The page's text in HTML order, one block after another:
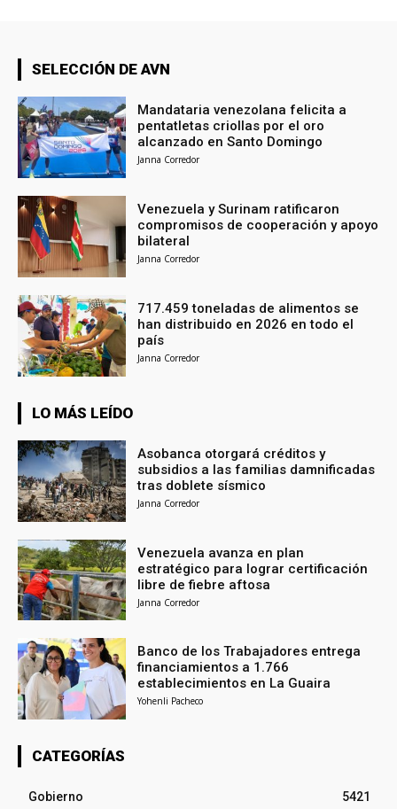
SELECCIÓN DE AVN
Mandataria venezolana felicita a
pentatletas criollas por el oro
alcanzado en Santo Domingo
Janna Corredor
Venezuela y Surinam ratificaron
compromisos de cooperación y apoyo
bilateral
Janna Corredor
717.459 toneladas de alimentos se
han distribuido en 2026 en todo el
país
Janna Corredor
LO MÁS LEÍDO
Asobanca otorgará créditos y
subsidios a las familias damnificadas
tras doblete sísmico
Janna Corredor
Venezuela avanza en plan
estratégico para lograr certificación
libre de fiebre aftosa
Janna Corredor
Banco de los Trabajadores entrega
financiamientos a 1.766
establecimientos en La Guaira
Yohenli Pacheco
CATEGORÍAS
Gobierno
5421